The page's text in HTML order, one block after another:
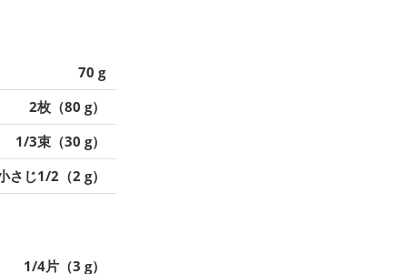
70 g
2枚（80 g）
1/3束（30 g）
さじ1/2（2 g）
1/4片（3 g）